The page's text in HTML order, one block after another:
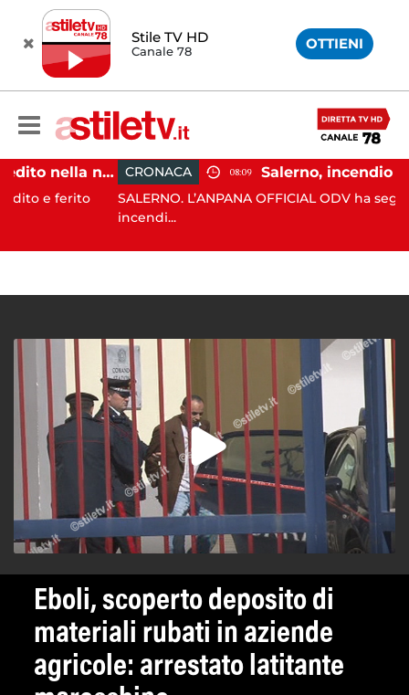
Stile TV HD
Canale 78 OTTIENI
Eboli, uomo aggredito nella notte: indagini in corso
ferito
CRONACA 08:09
SALERNO. L’ANPANA OFFICIAL ODV ha segnalato al
incendi...
Eboli, scoperto deposito di
materiali rubati in aziende
agricole: arrestato latitante